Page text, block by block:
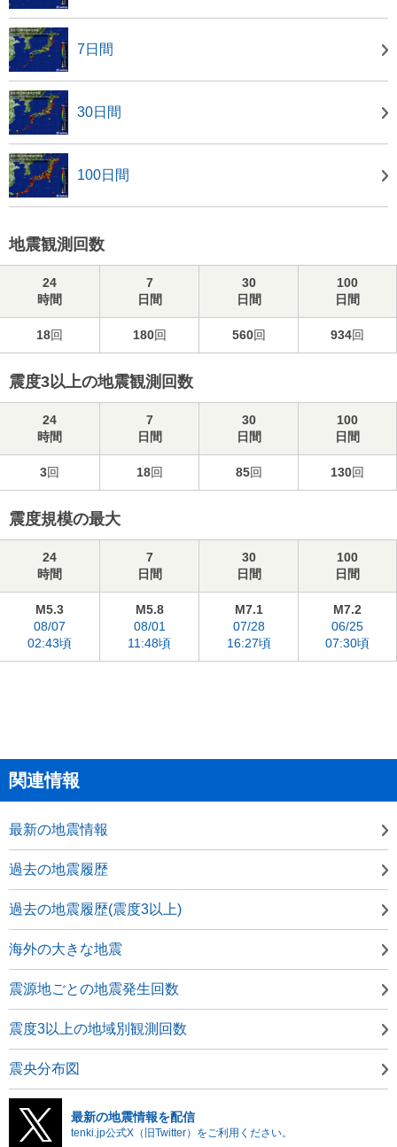
7日間
30日間
100日間
地震観測回数
24
時間
7
日間
30
日間
100
日間
18回 180回 560回 934回
震度3以上の地震観測回数
24
時間
7
日間
30
日間
100
日間
3回 18回 85回 130回
震度規模の最大
24
時間
7
日間
30
日間
100
日間
M5.3
08/07
02:43頃
M5.8
08/01
11:48頃
M7.1
07/28
16:27頃
M7.2
06/25
07:30頃
関連情報
最新の地震情報
過去の地震履歴
過去の地震履歴(震度3以上)
海外の大きな地震
震源地ごとの地震発生回数
震度3以上の地域別観測回数
震央分布図
最新の地震情報を配信
tenki.jp公式X（旧Twitter）をご利用ください。